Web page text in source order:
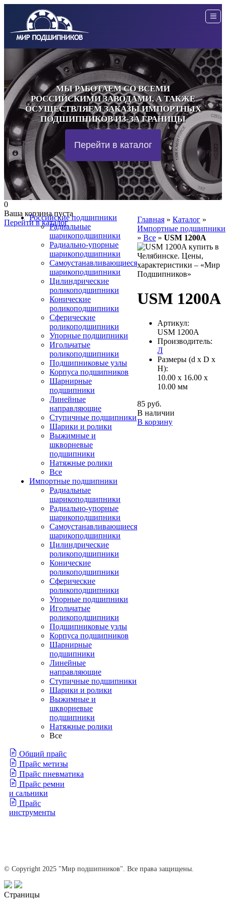
МЫ РАБОТАЕМ СО ВСЕМИ
РОССИЙСКИМИ ЗАВОДАМИ, А ТАКЖЕ
ОСУЩЕСТВЛЯЕМ ЗАКАЗЫ ИМПОРТНЫХ
ПОДШИПНИКОВ ИЗ-ЗА ГРАНИЦЫ
Перейти в каталог
0
Ваша корзина пуста
Перейти в каталог
Российские подшипники
Радиальные
шарикоподшипники
Радиально-упорные
шарикоподшипники
Самоустанавливающиеся
шарикоподшипники
Цилиндрические
роликоподшипники
Конические
роликоподшипники
Сферические
роликоподшипники
Упорные подшипники
Игольчатые
роликоподшипники
Подшипниковые узлы
Корпуса подшипников
Шарнирные
подшипники
Линейные
направляющие
Ступичные подшипники
Шарики и ролики
Выжимные и
шкворневые
подшипники
Натяжные ролики
Все
Импортные подшипники
Радиальные
шарикоподшипники
Радиально-упорные
шарикоподшипники
Самоустанавливающиеся
шарикоподшипники
Цилиндрические
роликоподшипники
Конические
роликоподшипники
Сферические
роликоподшипники
Упорные подшипники
Игольчатые
роликоподшипники
Подшипниковые узлы
Корпуса подшипников
Шарнирные
подшипники
Линейные
направляющие
Ступичные подшипники
Шарики и ролики
Выжимные и
шкворневые
подшипники
Натяжные ролики
Все
Общий прайс
Прайс метизы
Прайс пневматика
Прайс ремни
и сальники
Прайс
инструменты
Главная » Каталог »
Импортные подшипники
» Все » USM 1200A
USM 1200A
Артикул:
USM 1200A
Производитель:
Л
Размеры (d x D x
H):
10.00 x 16.00 x
10.00 мм
85 руб.
В наличии
В корзину
© Copyright 2025 "Мир подшипников". Все права защищены.
Страницы